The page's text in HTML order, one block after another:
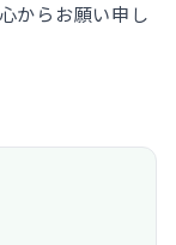
からお願い申し